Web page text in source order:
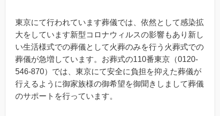
東京にて行われています葬儀では、依然として感染拡
大をしています新型コロナウィルスの影響もあり新し
い生活様式での葬儀として火葬のみを行う火葬式での
葬儀が急増しています。お葬式の110番東京（0120-
546-870）では、東京にて安全に負担を抑えた葬儀が
行えるように御家族様の御希望を御聞きしまして葬儀
のサポートを行っています。